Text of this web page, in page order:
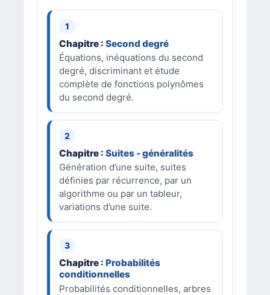
Chapitre :Second degré
Équations, inéquations du second
degré, discriminant et étude
complète de fonctions polynômes
du second degré.
Chapitre :Suites - généralités
Génération d’une suite, suites
définies par récurrence, par un
algorithme ou par un tableur,
variations d’une suite.
Chapitre :Probabilités
conditionnelles
Probabilités conditionnelles, arbres